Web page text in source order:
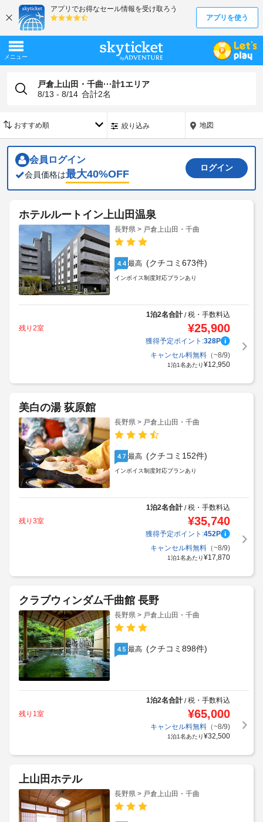
戸倉上山田・千曲···計1エリア
8/13 - 8/14 合計2名
絞り込み 地図
会員ログイン
会員価格は最大40%OFF
ログイン
ホテルルートイン上山田温泉
長野県 > 戸倉上山田・千曲
4.4 最高 (クチコミ673件)
インボイス制度対応プランあり
1泊2名合計/税・手数料込
残り2室
¥25,900
獲得予定ポイント:328P
キャンセル料無料（~8/9)
1泊1名あたり¥12,950
美白の湯 荻原館
長野県 > 戸倉上山田・千曲
4.7 最高 (クチコミ152件)
インボイス制度対応プランあり
1泊2名合計/税・手数料込
残り3室
¥35,740
獲得予定ポイント:452P
キャンセル料無料（~8/9)
1泊1名あたり¥17,870
クラブウィンダム千曲館 長野
長野県 > 戸倉上山田・千曲
4.5 最高 (クチコミ898件)
1泊2名合計/税・手数料込
残り1室
¥65,000
キャンセル料無料（~8/9)
1泊1名あたり¥32,500
上山田ホテル
長野県 > 戸倉上山田・千曲